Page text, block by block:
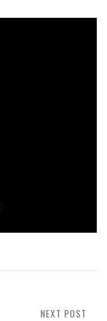
NEXT POST